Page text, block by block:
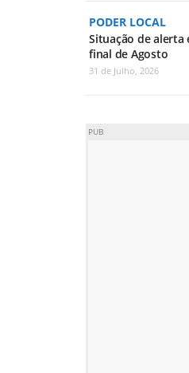
PODER LOCAL
Situação de alerta
final de Agosto
31 de Julho, 2026
PUB